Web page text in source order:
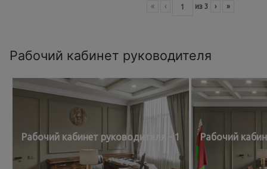
« ‹ из 3 › »
Рабочий кабинет руководителя
Рабочий кабинет руководителя - 1 Рабочий